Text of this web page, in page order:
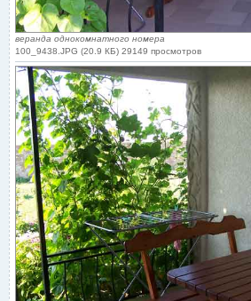
веранда однокомнатного номера
100_9438.JPG (20.9 КБ) 29149 просмотров